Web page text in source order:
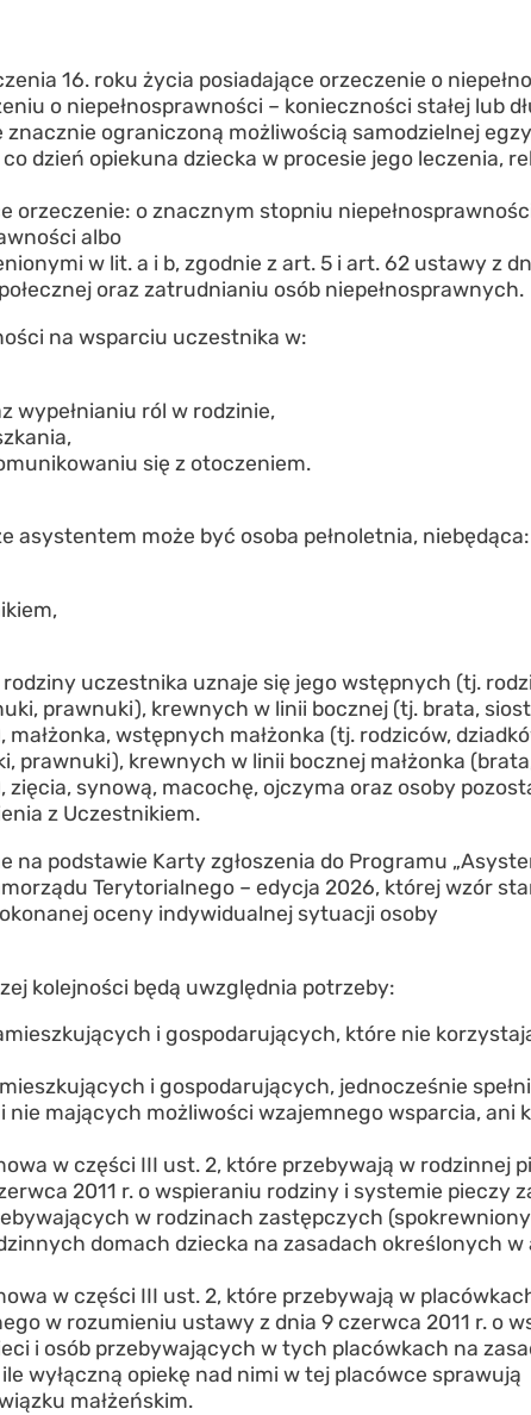
16. roku życia posiadające orzeczenie o
o niepełnosprawności – konieczności stałej lub
znacznie ograniczoną możliwością samodzielnej
dzień opiekuna dziecka w procesie jego leczenia,
orzeczenie: o znacznym stopniu
albo
w lit. a i b, zgodnie z art. 5 i art. 62 ustawy z
oraz zatrudnianiu osób niepełnosprawnych.
na wsparciu uczestnika w:
wypełnianiu ról w rodzinie,
się z otoczeniem.
asystentem może być osoba pełnoletnia, niebędąca:
uczestnika uznaje się jego wstępnych (tj.
prawnuki), krewnych w linii bocznej (tj. brata,
wstępnych małżonka (tj. rodziców,
prawnuki), krewnych w linii bocznej małżonka
synową, macochę, ojczyma oraz osoby
z Uczestnikiem.
na podstawie Karty zgłoszenia do Programu
Terytorialnego – edycja 2026, której wzór
oceny indywidualnej sytuacji osoby
kolejności będą uwzględnia potrzeby:
i gospodarujących, które nie
i gospodarujących, jednocześnie
mających możliwości wzajemnego wsparcia, ani
w części III ust. 2, które przebywają w rodzinnej
2011 r. o wspieraniu rodziny i systemie pieczy
w rodzinach zastępczych
domach dziecka na zasadach określonych w
w części III ust. 2, które przebywają w
w rozumieniu ustawy z dnia 9 czerwca 2011 r. o
i osób przebywających w tych placówkach na
wyłączną opiekę nad nimi w tej placówce sprawują
małżeńskim.